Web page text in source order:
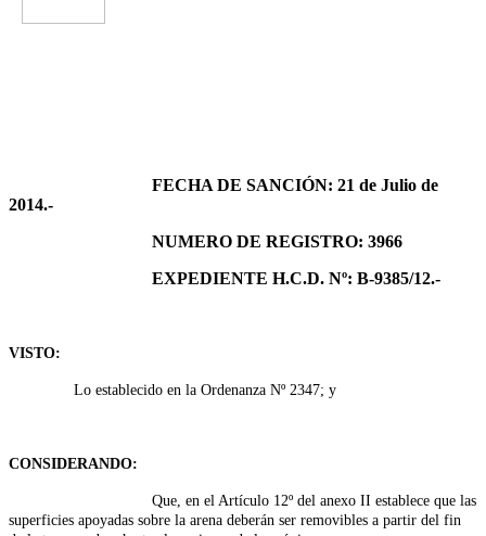
FECHA DE SANCIÓN: 21 de Julio de
2014.-
NUMERO DE REGISTRO: 3966
EXPEDIENTE H.C.D. Nº: B-9385/12.-
VISTO:
Lo establecido en la Ordenanza Nº 2347; y
CONSIDERANDO:
Que, en el Artículo 12º del anexo II establece que las
superficies apoyadas sobre la arena deberán ser removibles a partir del fin